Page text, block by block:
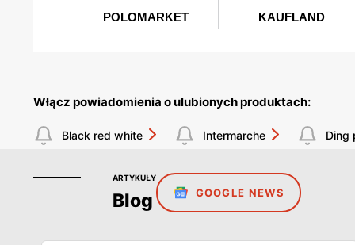
Włącz powiadomienia o ulubionych produktach:
Black red white Intermarche Ding
ARTYKUŁY
Blog GOOGLE NEWS